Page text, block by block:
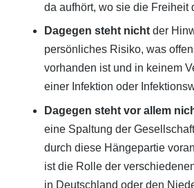
da aufhört, wo sie die Freiheit
Dagegen steht nichtder
persönliches Risiko, was
vorhanden ist und in keinem
einer Infektion oder
Dagegen steht vor allem
eine Spaltung der
durch diese Hängepartie
ist die Rolle der
in Deutschland oder den